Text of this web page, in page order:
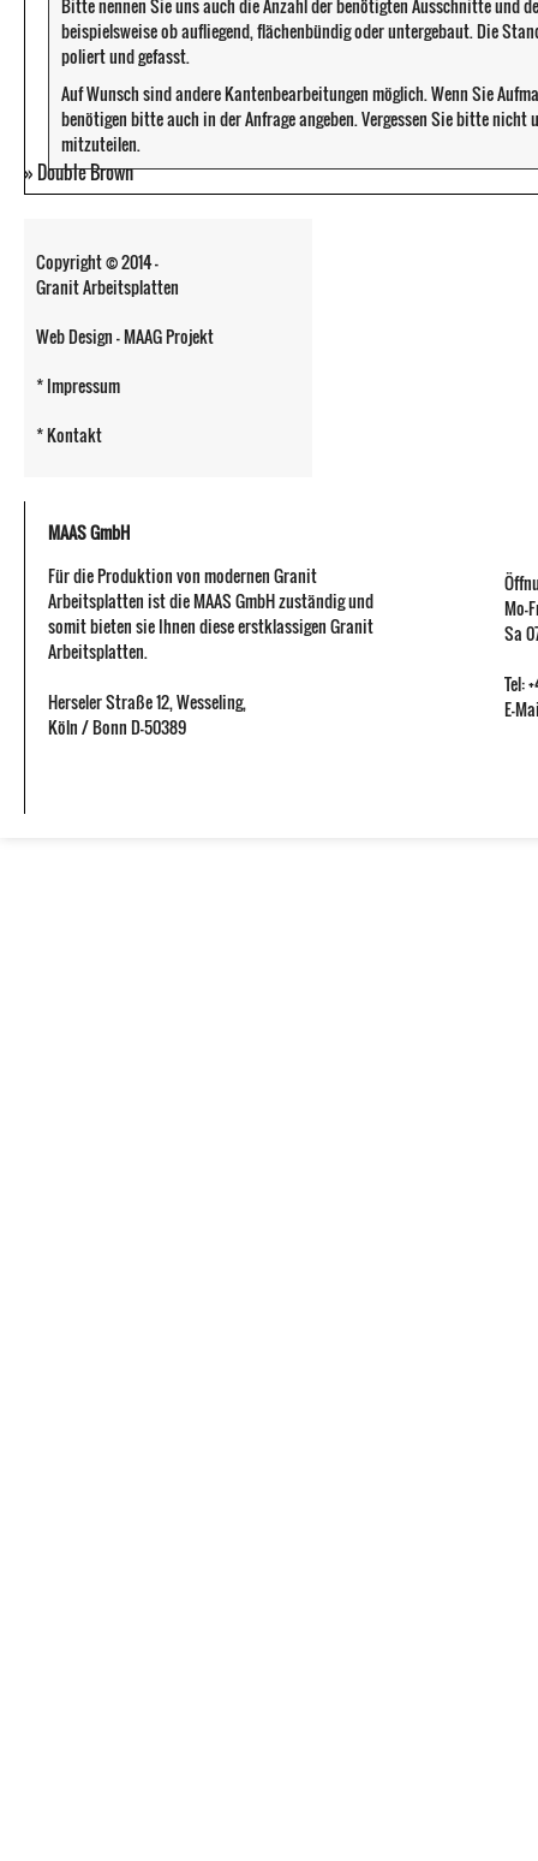
Bitte nennen Sie uns auch die Anzahl der benötigten Ausschnitte und
beispielsweise ob aufliegend, flächenbündig oder untergebaut. Die
poliert und gefasst.
Auf Wunsch sind andere Kantenbearbeitungen möglich. Wenn Sie
benötigen bitte auch in der Anfrage angeben. Vergessen Sie bitte
mitzuteilen.
» Double Brown
Copyright © 2014 -
Granit Arbeitsplatten
Web Design - MAAG Projekt
* Impressum
* Kontakt
MAAS GmbH
Für die Produktion von modernen Granit
Arbeitsplatten ist die MAAS GmbH zuständig und
somit bieten sie Ihnen diese erstklassigen Granit
Arbeitsplatten.
Herseler Straße 12,Wesseling,
Köln / BonnD-50389
Mo-
Sa
Tel:
E-